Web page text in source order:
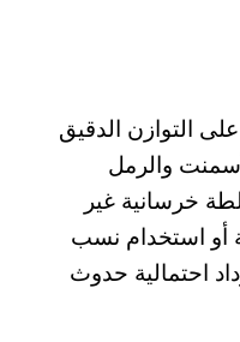
التوازن الدقيق
والرمل
خرسانية غير
أو استخدام نسب
احتمالية حدوث